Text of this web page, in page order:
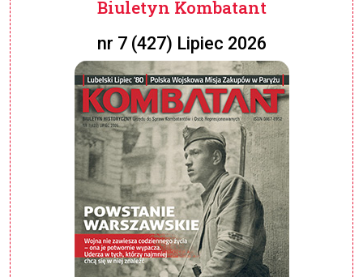
Biuletyn Kombatant
nr 7 (427) Lipiec 2026